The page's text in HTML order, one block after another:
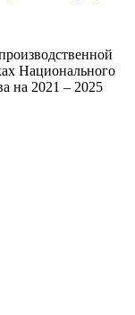
Национального
на 2021 – 2025